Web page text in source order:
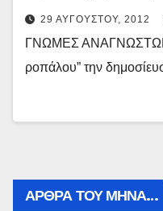
29 ΑΥΓΟΎΣΤΟΥ, 2012
ΓΝΩΜΕΣ ΑΝΑΓΝΩΣΤΩΝ
ροπάλου” την
ΑΡΘΡΑ ΤΟΥ ΜΉΝΑ…